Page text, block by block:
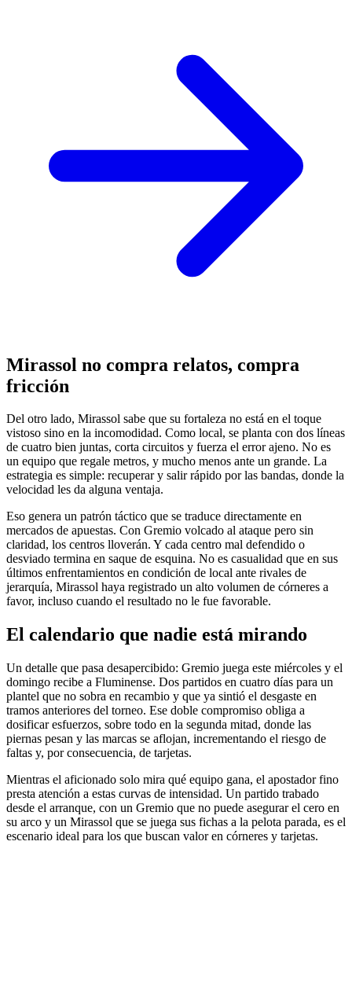
Mirassol no compra relatos, compra
fricción
Del otro lado, Mirassol sabe que su fortaleza no está en el toque
vistoso sino en la incomodidad. Como local, se planta con dos líneas
de cuatro bien juntas, corta circuitos y fuerza el error ajeno. No es
un equipo que regale metros, y mucho menos ante un grande. La
estrategia es simple: recuperar y salir rápido por las bandas, donde la
velocidad les da alguna ventaja.
Eso genera un patrón táctico que se traduce directamente en
mercados de apuestas. Con Gremio volcado al ataque pero sin
claridad, los centros lloverán. Y cada centro mal defendido o
desviado termina en saque de esquina. No es casualidad que en sus
últimos enfrentamientos en condición de local ante rivales de
jerarquía, Mirassol haya registrado un alto volumen de córneres a
favor, incluso cuando el resultado no le fue favorable.
El calendario que nadie está mirando
Un detalle que pasa desapercibido: Gremio juega este miércoles y el
domingo recibe a Fluminense. Dos partidos en cuatro días para un
plantel que no sobra en recambio y que ya sintió el desgaste en
tramos anteriores del torneo. Ese doble compromiso obliga a
dosificar esfuerzos, sobre todo en la segunda mitad, donde las
piernas pesan y las marcas se aflojan, incrementando el riesgo de
faltas y, por consecuencia, de tarjetas.
Mientras el aficionado solo mira qué equipo gana, el apostador fino
presta atención a estas curvas de intensidad. Un partido trabado
desde el arranque, con un Gremio que no puede asegurar el cero en
su arco y un Mirassol que se juega sus fichas a la pelota parada, es el
escenario ideal para los que buscan valor en córneres y tarjetas.